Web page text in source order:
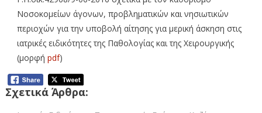
Νοσοκομείων άγονων, προβληματικών και νησιωτικών
περιοχών για την υποβολή αίτησης για μερική άσκηση στις
ιατρικές ειδικότητες της Παθολογίας και της Χειρουργικής
(μορφή pdf)
Σχετικά Άρθρα: